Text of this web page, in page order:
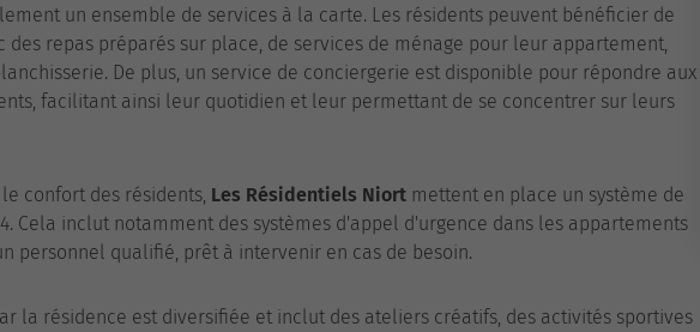
un ensemble de services à la carte. Les résidents peuvent bénéficier de
des repas préparés sur place, de services de ménage pour leur appartement,
De plus, un service de conciergerie est disponible pour répondre aux
facilitant ainsi leur quotidien et leur permettant de se concentrer sur leurs
confort des résidents, Les Résidentiels Niort mettent en place un système de
Cela inclut notamment des systèmes d'appel d'urgence dans les appartements
personnel qualifié, prêt à intervenir en cas de besoin.
la résidence est diversifiée et inclut des ateliers créatifs, des activités sportives